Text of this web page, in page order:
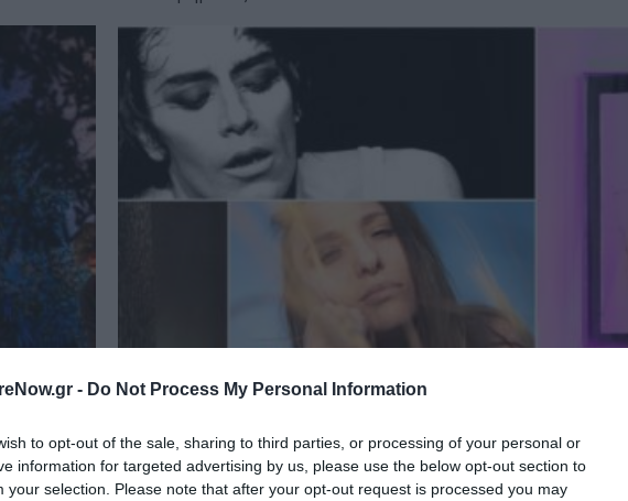
- Do Not Process My Personal Information
to opt-out of the sale, sharing to third parties, or processing of your personal or
information for targeted advertising by us, please use the below opt-out section to
your selection. Please note that after your opt-out request is processed you may